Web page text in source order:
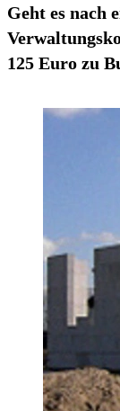
Geht es nach
125 Euro zu